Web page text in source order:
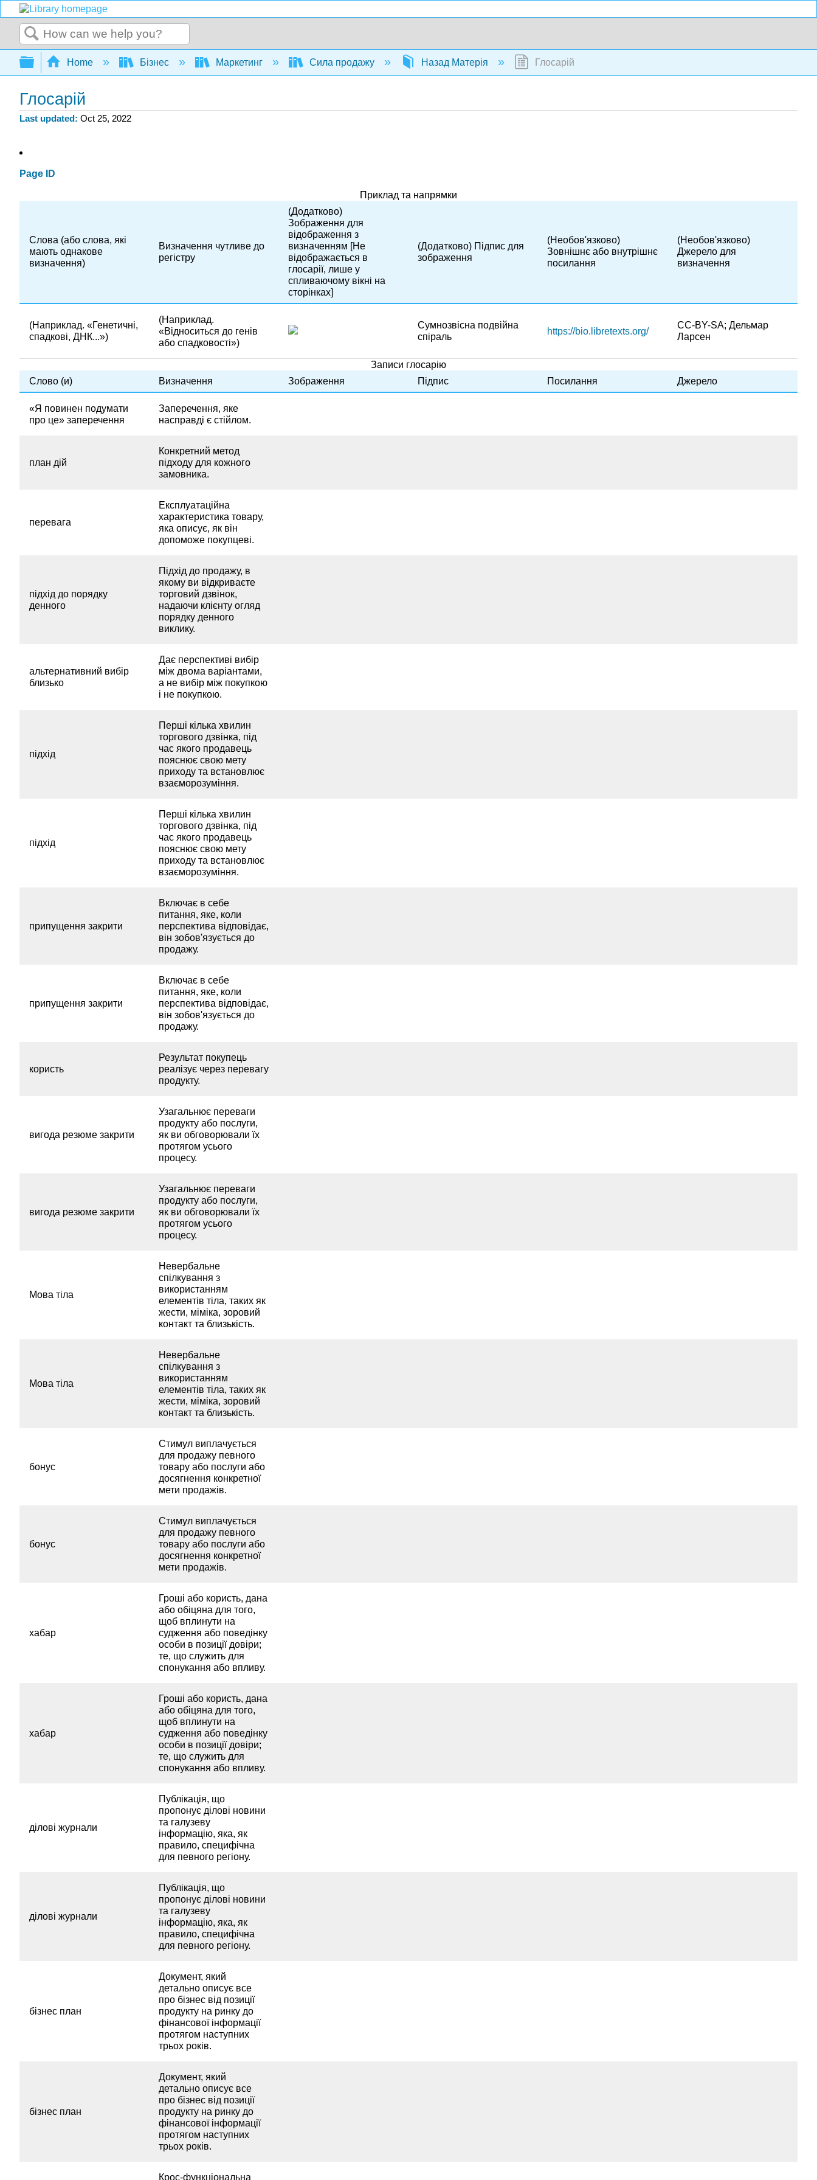
Search
Expand/collapse global hierarchy
Home Бізнес Маркетинг Сила продажу Назад Матерія Глосарій
Глосарій
Last updated Oct 25, 2022
Page ID
Приклад та напрямки
Слова (або слова, які
мають однакове
визначення)
Визначення чутливе до
регістру
(Додатково)
Зображення для
відображення з
визначенням [Не
відображається в
глосарії, лише у
спливаючому вікні на
сторінках]
(Додатково) Підпис для
зображення
(Необов'язково)
Зовнішнє або внутрішнє
посилання
(Необов'язково)
Джерело для
визначення
(Наприклад. «Генетичні,
спадкові, ДНК...»)
(Наприклад.
«Відноситься до генів
або спадковості»)
Сумнозвісна подвійна
спіраль
https://bio.libretexts.org/
CC-BY-SA; Дельмар
Ларсен
Записи глосарію
Слово (и)
Визначення Зображення Підпис Посилання Джерело
«Я повинен подумати
про це» заперечення
Заперечення, яке
насправді є стійлом.
план дій
Конкретний метод
підходу для кожного
замовника.
перевага
Експлуатаційна
характеристика товару,
яка описує, як він
допоможе покупцеві.
підхід до порядку
денного
Підхід до продажу, в
якому ви відкриваєте
торговий дзвінок,
надаючи клієнту огляд
порядку денного
виклику.
альтернативний вибір
близько
Дає перспективі вибір
між двома варіантами,
а не вибір між покупкою
і не покупкою.
підхід
Перші кілька хвилин
торгового дзвінка, під
час якого продавець
пояснює свою мету
приходу та встановлює
взаєморозуміння.
підхід
Перші кілька хвилин
торгового дзвінка, під
час якого продавець
пояснює свою мету
приходу та встановлює
взаєморозуміння.
припущення закрити
Включає в себе
питання, яке, коли
перспектива відповідає,
він зобов'язується до
продажу.
припущення закрити
Включає в себе
питання, яке, коли
перспектива відповідає,
він зобов'язується до
продажу.
користь
Результат покупець
реалізує через перевагу
продукту.
вигода резюме закрити
Узагальнює переваги
продукту або послуги,
як ви обговорювали їх
протягом усього
процесу.
вигода резюме закрити
Узагальнює переваги
продукту або послуги,
як ви обговорювали їх
протягом усього
процесу.
Мова тіла
Невербальне
спілкування з
використанням
елементів тіла, таких як
жести, міміка, зоровий
контакт та близькість.
Мова тіла
Невербальне
спілкування з
використанням
елементів тіла, таких як
жести, міміка, зоровий
контакт та близькість.
бонус
Стимул виплачується
для продажу певного
товару або послуги або
досягнення конкретної
мети продажів.
бонус
Стимул виплачується
для продажу певного
товару або послуги або
досягнення конкретної
мети продажів.
хабар
Гроші або користь, дана
або обіцяна для того,
щоб вплинути на
судження або поведінку
особи в позиції довіри;
те, що служить для
спонукання або впливу.
хабар
Гроші або користь, дана
або обіцяна для того,
щоб вплинути на
судження або поведінку
особи в позиції довіри;
те, що служить для
спонукання або впливу.
ділові журнали
Публікація, що
пропонує ділові новини
та галузеву
інформацію, яка, як
правило, специфічна
для певного регіону.
ділові журнали
Публікація, що
пропонує ділові новини
та галузеву
інформацію, яка, як
правило, специфічна
для певного регіону.
бізнес план
Документ, який
детально описує все
про бізнес від позиції
продукту на ринку до
фінансової інформації
протягом наступних
трьох років.
бізнес план
Документ, який
детально описує все
про бізнес від позиції
продукту на ринку до
фінансової інформації
протягом наступних
трьох років.
Крос-функціональна